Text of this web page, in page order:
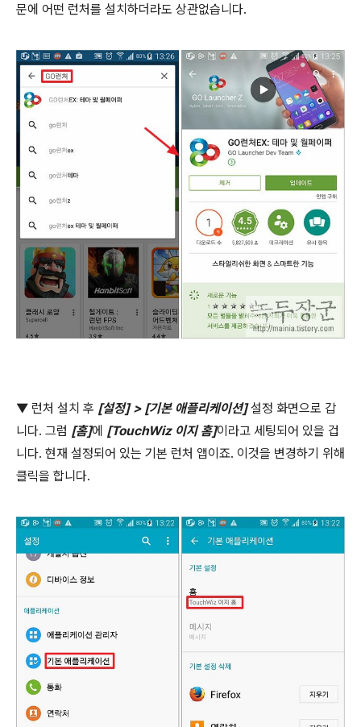
문에 어떤 런처를 설치하더라도 상관없습니다.
▼ 런처 설치 후 [설정] > [기본 애플리케이션]설정 화면으로 갑
니다. 그럼 [홈]에 [TouchWiz 이지 홈]이라고 세팅되어 있을 겁
니다. 현재 설정되어 있는 기본 런처 앱이죠. 이것을 변경하기 위해
클릭을 합니다.